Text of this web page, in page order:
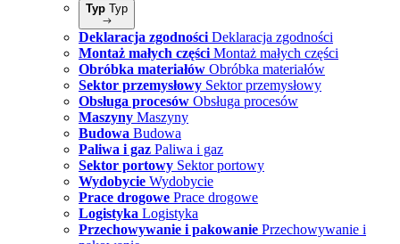
Typ Typ
Deklaracja zgodności Deklaracja zgodności
Montaż małych części Montaż małych części
Obróbka materiałów Obróbka materiałów
Sektor przemysłowy Sektor przemysłowy
Obsługa procesów Obsługa procesów
Maszyny Maszyny
Budowa Budowa
Paliwa i gaz Paliwa i gaz
Sektor portowy Sektor portowy
Wydobycie Wydobycie
Prace drogowe Prace drogowe
Logistyka Logistyka
Przechowywanie i pakowanie Przechowywanie i